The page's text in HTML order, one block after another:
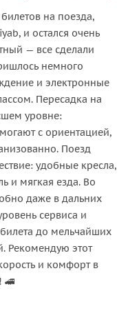
на поезда,
и остался очень
— все сделали
немного
и электронные
Пересадка на
уровне:
с ориентацией,
Поезд
удобные кресла,
и мягкая езда. Во
даже в дальних
сервиса и
до мельчайших
Рекомендую этот
и комфорт в
🚄